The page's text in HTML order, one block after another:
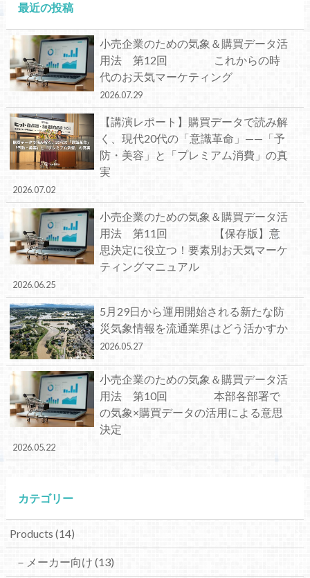
最近の投稿
小売企業のための気象＆購買データ活
用法 第12回 これからの時
代のお天気マーケティング
2026.07.29
【講演レポート】購買データで読み解
く、現代20代の「意識革命」——「予
防・美容」と「プレミアム消費」の真
実
2026.07.02
小売企業のための気象＆購買データ活
用法 第11回 【保存版】意
思決定に役立つ！要素別お天気マーケ
ティングマニュアル
2026.06.25
5月29日から運用開始される新たな防
災気象情報を流通業界はどう活かすか
2026.05.27
小売企業のための気象＆購買データ活
用法 第10回 本部各部署で
の気象×購買データの活用による意思
決定
2026.05.22
カテゴリー
Products (14)
－メーカー向け (13)